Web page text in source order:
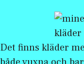
Det finns kläder